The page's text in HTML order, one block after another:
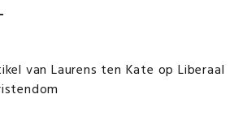
van Laurens ten Kate op Liberaal